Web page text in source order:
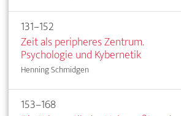
131–152
Zeit als peripheres Zentrum.
Psychologie und Kybernetik
Henning Schmidgen
153–168